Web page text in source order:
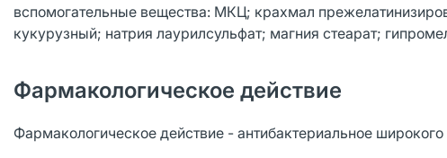
вспомогательные вещества: МКЦ; крахмал
кукурузный; натрия лаурилсульфат; магния стеарат;
Фармакологическое действие
Фармакологическое действие - антибактериальное